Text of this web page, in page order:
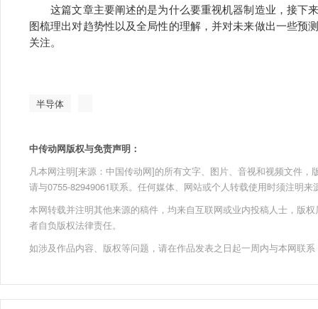
这篇文章主要阐述的是为什么要重视机器制造业，接下
图梳理出对趋势性以及全局性的理解，并对未来做出一些预
关注。
半导体
中传动网版权与免责声明：
凡本网注明[来源：中国传动网]的所有文字、图片、音视和视频文件
请与0755-82949061联系。任何媒体、网站或个人转载使用时须注明
本网转载并注明其他来源的稿件，均来自互联网或业内投稿人士，版
者自负版权法律责任。
如涉及作品内容、版权等问题，请在作品发表之日起一周内与本网联